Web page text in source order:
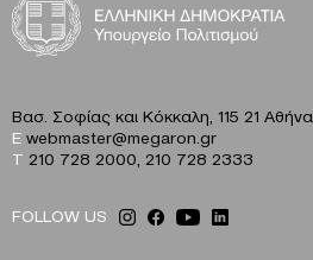
Βασ. Σοφίας και Κόκκαλη, 115 21 Αθήνα
E webmaster@megaron.gr
T 210 728 2000 210 728 2333
FOLLOW US